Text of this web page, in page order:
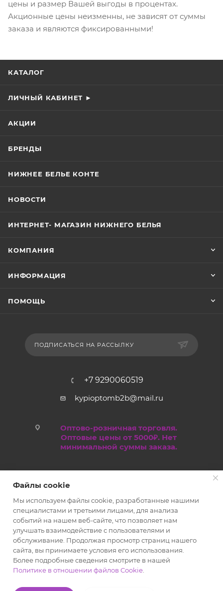
цены и размер Вашей выгоды в процентах.
Акционные цены неизменны, не зависят от суммы
заказа и являются фиксированными!
КАТАЛОГ
ЛИЧНЫЙ КАБИНЕТ ►
АКЦИИ
БРЕНДЫ
НИЖНЕЕ БЕЛЬЕ КОНТЕ
НОВОСТИ
ИНТЕРНЕТ- МАГАЗИН НИЖНЕГО БЕЛЬЯ
КОМПАНИЯ
ИНФОРМАЦИЯ
ПОМОЩЬ
ПОДПИСАТЬСЯ НА РАССЫЛКУ
+7 9290060519
kypioptomb2b@mail.ru
Оптово-розничная торговля.
Оптовые цены от 5000₽. Нет
минимальной суммы заказа.
2019 - 2026 © Kypioptom.ru оптово-розничный интернет-
магазин
Файлы cookie
Мы используем файлы cookie, разработанные нашими
специалистами и третьими лицами, для анализа
событий на нашем веб-сайте, что позволяет нам
улучшать взаимодействие с пользователями и
обслуживание. Продолжая просмотр страниц нашего
сайта, вы принимаете условия его использования.
Более подробные сведения смотрите в нашей
Политике в отношении файлов Cookie